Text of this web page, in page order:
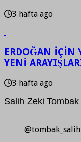
3 hafta ago
ERDOĞAN İÇİN
YENİ
3 hafta ago
Salih Zeki
@tombak_salih